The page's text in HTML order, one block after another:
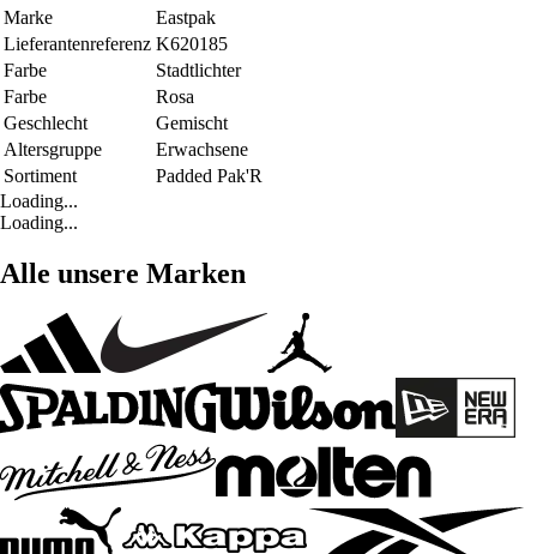
Marke
Eastpak
Lieferantenreferenz K620185
Farbe
Stadtlichter
Farbe
Rosa
Geschlecht
Gemischt
Altersgruppe
Erwachsene
Sortiment
Padded Pak'R
Loading...
Loading...
Alle unsere Marken